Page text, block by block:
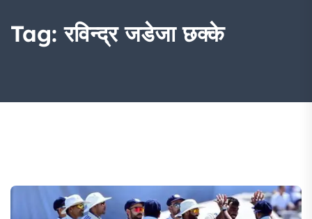
Tag:रविन्द्र जडेजा छक्के